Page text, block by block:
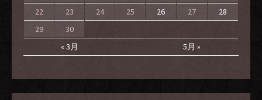
« 3月 5月 »
22
23 24 25 26 27
28
29
30